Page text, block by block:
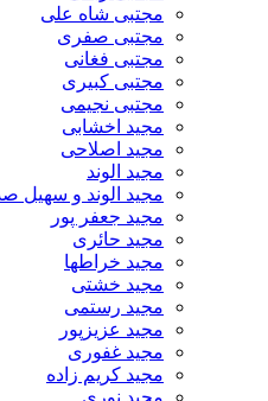
مجتبی شاه علی
مجتبی صفری
مجتبی فغانی
مجتبی کبیری
مجتبی نجیمی
مجید اخشابی
مجید اصلاحی
مجید الوند‎
مجید الوند و سهیل
مجید جعفر پور
مجید حائری
مجید خراطها
مجید خشتی
مجید رستمی
مجید عزیزپور
مجید غفوری
مجید کریم زاده